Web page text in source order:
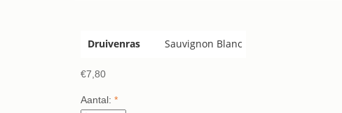
Druivenras Sauvignon Blanc
€7,80
Aantal: *